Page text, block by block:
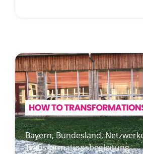
Bayern,Bundesland,
Transformationsbegleitung